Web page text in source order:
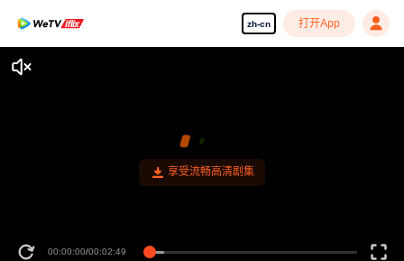
zh-cn 打开App
享受流畅高清剧集
00:00:00/00:02:49